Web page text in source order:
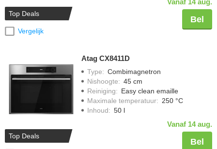
Top Deals
Vergelijk
Bel
Top Deals
Atag CX8411D
Type: Combimagnetron
Nishoogte: 45 cm
Reiniging: Easy clean emaille
Maximale temperatuur: 250 °C
Inhoud: 50 l
Vanaf 14 aug.
Bel